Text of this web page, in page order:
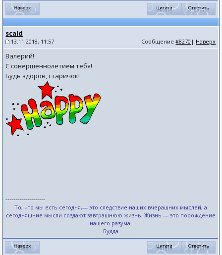
scald
13.11.2018, 11:57 Сообщение#8270 | Наверх
Валерий!
С совершеннолетием тебя!
Будь здоров, старичок!
--------------------
То, что мы есть сегодня,— это следствие наших вчерашних мыслей, а
сегодняшние мысли создают завтрашнюю жизнь. Жизнь — это порождение
нашего разума.
Будда